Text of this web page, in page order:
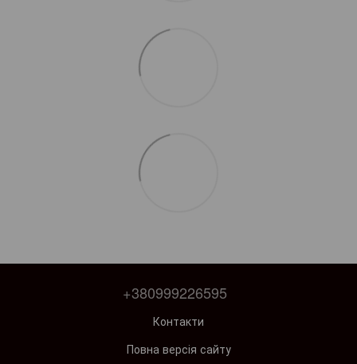
+380999226595
Контакти
Повна версія сайту